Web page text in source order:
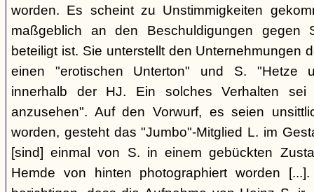
worden. Es scheint zu Unstimmigkeiten
maßgeblich an den Beschuldigungen gegen
beteiligt ist. Sie unterstellt den Unternehmungen
einen "erotischen Unterton" und S. "Hetze
innerhalb der HJ. Ein solches Verhalten sei
anzusehen". Auf den Vorwurf, es seien
worden, gesteht das "Jumbo"-Mitglied L. im
[sind] einmal von S. in einem gebückten
Hemde von hinten photographiert worden